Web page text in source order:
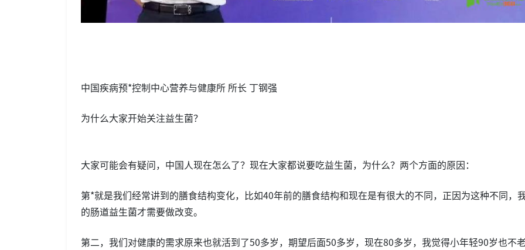
中国疾病预*控制中心营养与健康所 所长 丁钢强
为什么大家开始关注益生菌？
大家可能会有疑问，中国人现在怎么了？现在大家都说要吃益生菌，为什么？两个方面的原因：
第*就是我们经常讲到的膳食结构变化，比如40年前的膳食结构和现在是有很大的不同，正因为这种不同，
的肠道益生菌才需要做改变。
第二，我们对健康的需求原来也就活到了50多岁，期望后面50多岁，现在80多岁，我觉得小年轻90岁也不